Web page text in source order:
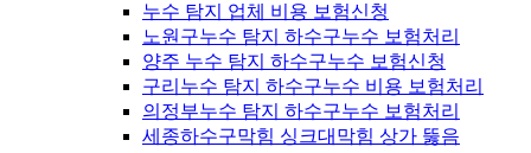
누수 탐지 업체 비용 보험신청
노원구누수 탐지 하수구누수 보험처리
양주 누수 탐지 하수구누수 보험신청
구리누수 탐지 하수구누수 비용 보험처리
의정부누수 탐지 하수구누수 보험처리
세종하수구막힘 싱크대막힘 상가 뚫음